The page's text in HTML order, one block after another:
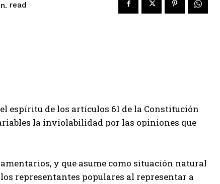
read
espíritu de los artículos 61 de la Constitución
la inviolabilidad por las opiniones que
y que asume como situación natural
representantes populares al representar a